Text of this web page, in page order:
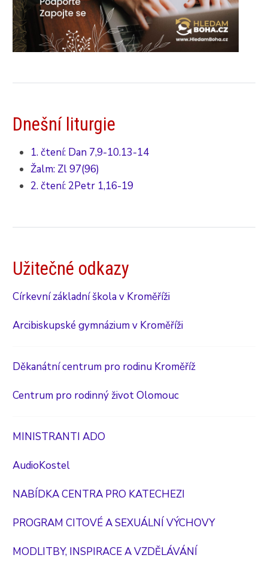
Dnešní liturgie
1. čtení: Dan 7,9-10.13-14
Žalm: Zl 97(96)
2. čtení: 2Petr 1,16-19
Užitečné odkazy
Církevní základní škola v Kroměříži
Arcibiskupské gymnázium v Kroměříži
Děkanátní centrum pro rodinu Kroměříž
Centrum pro rodinný život Olomouc
MINISTRANTI ADO
AudioKostel
NABÍDKA CENTRA PRO KATECHEZI
PROGRAM CITOVÉ A SEXUÁLNÍ VÝCHOVY
MODLITBY, INSPIRACE A VZDĚLÁVÁNÍ